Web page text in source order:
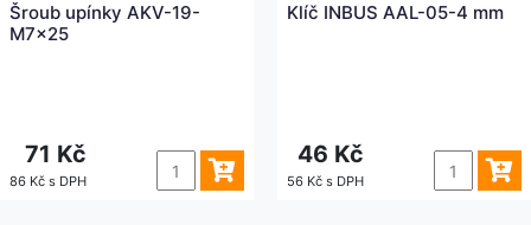
Šroub upínky AKV-19-
M7x25
71 Kč
86 Kč s DPH
Klíč INBUS AAL-05-4 mm
46 Kč
56 Kč s DPH